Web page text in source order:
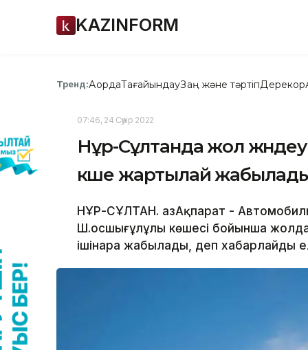
KAZINFORM
Тренд:АқордаТағайындауЗаң және тәртіпДерекқор
07:46, 24 Сәуір 2022
Нұр-Сұлтанда жол
көше жартылай
НҰР-СҰЛТАН. ҚазАқпарат -
Ш.Қосшығұлұлы көшесі бойынша
ішінара жабылады, деп хабарлайды